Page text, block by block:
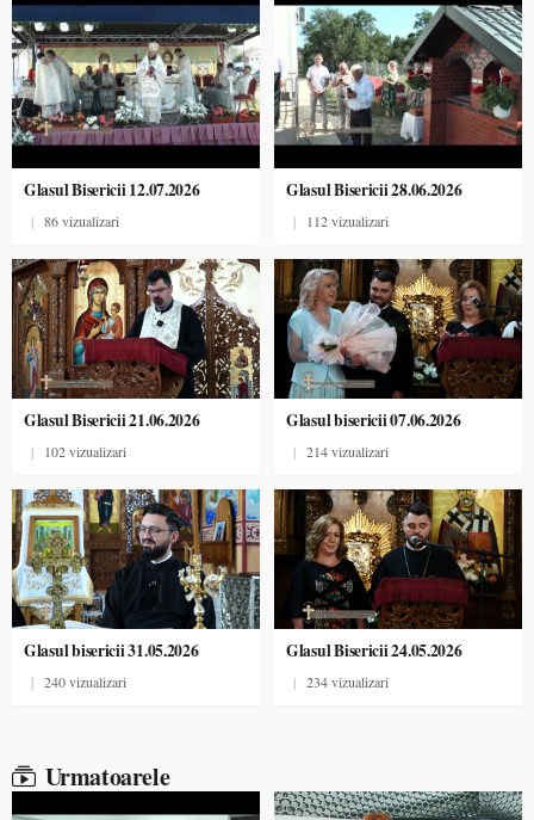
Glasul Bisericii 12.07.2026
| 86 vizualizari
Glasul Bisericii 28.06.2026
| 112 vizualizari
Glasul Bisericii 21.06.2026
| 102 vizualizari
Glasul bisericii 07.06.2026
| 214 vizualizari
Glasul bisericii 31.05.2026
| 240 vizualizari
Glasul Bisericii 24.05.2026
| 234 vizualizari
Urmatoarele